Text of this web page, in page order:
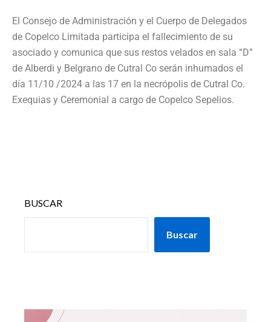
El Consejo de Administración y el Cuerpo de Delegados
de Copelco Limitada participa el fallecimiento de su
asociado y comunica que sus restos velados en sala “D”
de Alberdi y Belgrano de Cutral Co serán inhumados el
día 11/10 /2024 a las 17 en la necrópolis de Cutral Co.
Exequias y Ceremonial a cargo de Copelco Sepelios.
BUSCAR
Buscar